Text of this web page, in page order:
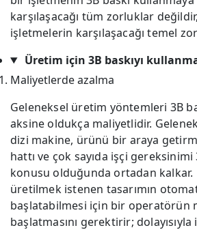
karşılaşacağı tüm zorluklar
işletmelerin karşılaşacağı temel
Üretim için 3B baskıyı
Maliyetlerde azalma
Geleneksel üretim yöntemleri 3B
aksine oldukça maliyetlidir.
dizi makine, ürünü bir araya
hattı ve çok sayıda işçi gereksinimi
konusu olduğunda ortadan kalkar.
üretilmek istenen tasarımın
başlatabilmesi için bir operatörün
başlatmasını gerektirir;